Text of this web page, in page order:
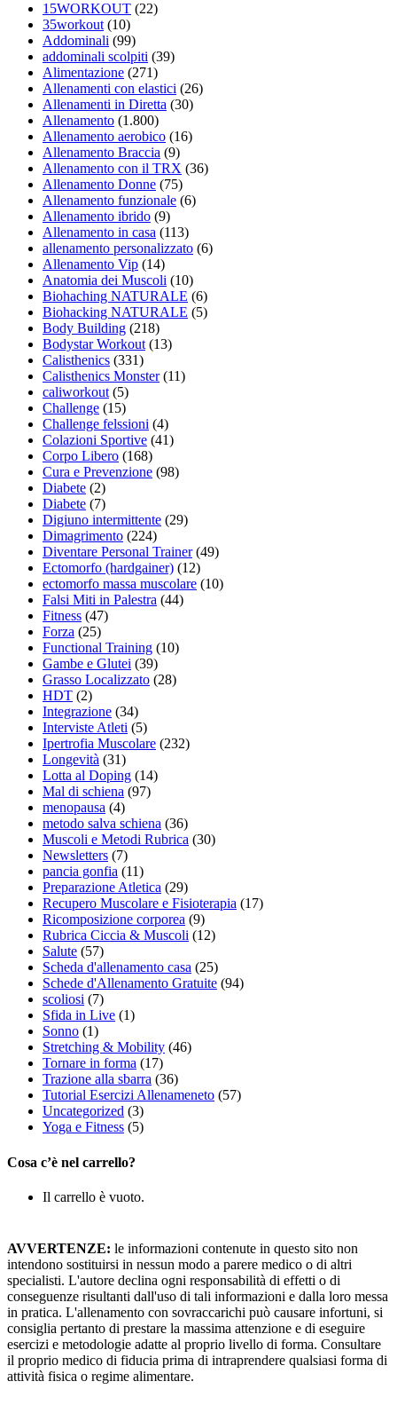
15WORKOUT (22)
35workout (10)
Addominali (99)
addominali scolpiti (39)
Alimentazione (271)
Allenamenti con elastici (26)
Allenamenti in Diretta (30)
Allenamento (1.800)
Allenamento aerobico (16)
Allenamento Braccia (9)
Allenamento con il TRX (36)
Allenamento Donne (75)
Allenamento funzionale (6)
Allenamento ibrido (9)
Allenamento in casa (113)
allenamento personalizzato (6)
Allenamento Vip (14)
Anatomia dei Muscoli (10)
Biohaching NATURALE (6)
Biohacking NATURALE (5)
Body Building (218)
Bodystar Workout (13)
Calisthenics (331)
Calisthenics Monster(11)
caliworkout (5)
Challenge (15)
Challenge felssioni (4)
Colazioni Sportive (41)
Corpo Libero (168)
Cura e Prevenzione (98)
Diabete (2)
Diabete (7)
Digiuno intermittente (29)
Dimagrimento (224)
Diventare Personal Trainer(49)
Ectomorfo (hardgainer) (12)
ectomorfo massa muscolare (10)
Falsi Miti in Palestra (44)
Fitness (47)
Forza (25)
Functional Training (10)
Gambe e Glutei (39)
Grasso Localizzato (28)
HDT (2)
Integrazione (34)
Interviste Atleti (5)
Ipertrofia Muscolare (232)
Longevità (31)
Lotta al Doping (14)
Mal di schiena (97)
menopausa (4)
metodo salva schiena (36)
Muscoli e Metodi Rubrica (30)
Newsletters (7)
pancia gonfia (11)
Preparazione Atletica (29)
Recupero Muscolare e Fisioterapia (17)
Ricomposizione corporea (9)
Rubrica Ciccia & Muscoli (12)
Salute (57)
Scheda d'allenamento casa (25)
Schede d'Allenamento Gratuite (94)
scoliosi (7)
Sfida in Live (1)
Sonno (1)
Stretching & Mobility (46)
Tornare in forma (17)
Trazione alla sbarra (36)
Tutorial Esercizi Allenameneto (57)
Uncategorized (3)
Yoga e Fitness (5)
Cosa c’è nel carrello?
Il carrello è vuoto.
AVVERTENZE: le informazioni contenute in questo sito non
intendono sostituirsi in nessun modo a parere medico o di altri
specialisti. L'autore declina ogni responsabilità di effetti o di
conseguenze risultanti dall'uso di tali informazioni e dalla loro messa
in pratica. L'allenamento con sovraccarichi può causare infortuni, si
consiglia pertanto di prestare la massima attenzione e di eseguire
esercizi e metodologie adatte al proprio livello di forma. Consultare
il proprio medico di fiducia prima di intraprendere qualsiasi forma di
attività fisica o regime alimentare.